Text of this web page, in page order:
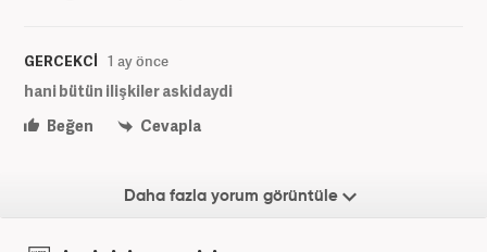
GERCEKCİ 1 ay önce
hani bütün ilişkiler askidaydi
Beğen
Cevapla
Daha fazla yorum görüntüle